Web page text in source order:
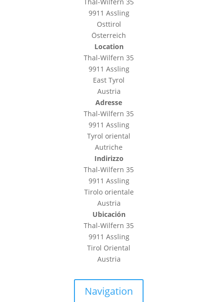
9911 Assling
Osttirol
Österreich
Location
Thal-Wilfern 35
9911 Assling
East Tyrol
Austria
Adresse
Thal-Wilfern 35
9911 Assling
Tyrol oriental
Autriche
Indirizzo
Thal-Wilfern 35
9911 Assling
Tirolo orientale
Austria
Ubicación
Thal-Wilfern 35
9911 Assling
Tirol Oriental
Austria
Navigation